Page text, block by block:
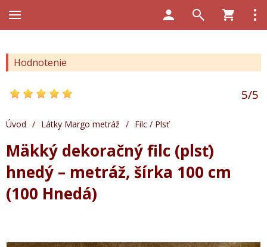
Hodnotenie
5/5
Úvod / Látky Margo metráž / Filc / Plsť
Mäkký dekoračný filc (plsť)
hnedý – metráž, šírka 100 cm
(100 Hnedá)